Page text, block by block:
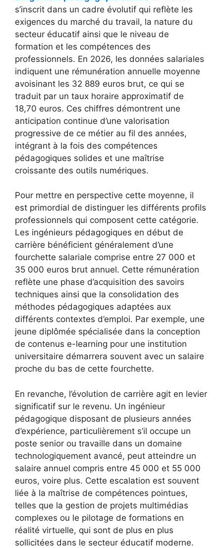
s’inscrit dans un cadre évolutif qui reflète les
exigences du marché du travail, la nature du
secteur éducatif ainsi que le niveau de
formation et les compétences des
professionnels. En 2026, les données salariales
indiquent une rémunération annuelle moyenne
avoisinant les 32 889 euros brut, ce qui se
traduit par un taux horaire approximatif de
18,70 euros. Ces chiffres démontrent une
anticipation continue d’une valorisation
progressive de ce métier au fil des années,
intégrant à la fois des compétences
pédagogiques solides et une maîtrise
croissante des outils numériques.
Pour mettre en perspective cette moyenne, il
est primordial de distinguer les différents profils
professionnels qui composent cette catégorie.
Les ingénieurs pédagogiques en début de
carrière bénéficient généralement d’une
fourchette salariale comprise entre 27 000 et
35 000 euros brut annuel. Cette rémunération
reflète une phase d’acquisition des savoirs
techniques ainsi que la consolidation des
méthodes pédagogiques adaptées aux
différents contextes d’emploi. Par exemple, une
jeune diplômée spécialisée dans la conception
de contenus e-learning pour une institution
universitaire démarrera souvent avec un salaire
proche du bas de cette fourchette.
En revanche, l’évolution de carrière agit en levier
significatif sur le revenu. Un ingénieur
pédagogique disposant de plusieurs années
d’expérience, particulièrement s’il occupe un
poste senior ou travaille dans un domaine
technologiquement avancé, peut atteindre un
salaire annuel compris entre 45 000 et 55 000
euros, voire plus. Cette escalation est souvent
liée à la maîtrise de compétences pointues,
telles que la gestion de projets multimédias
complexes ou le pilotage de formations en
réalité virtuelle, qui sont de plus en plus
sollicitées dans le secteur éducatif moderne.